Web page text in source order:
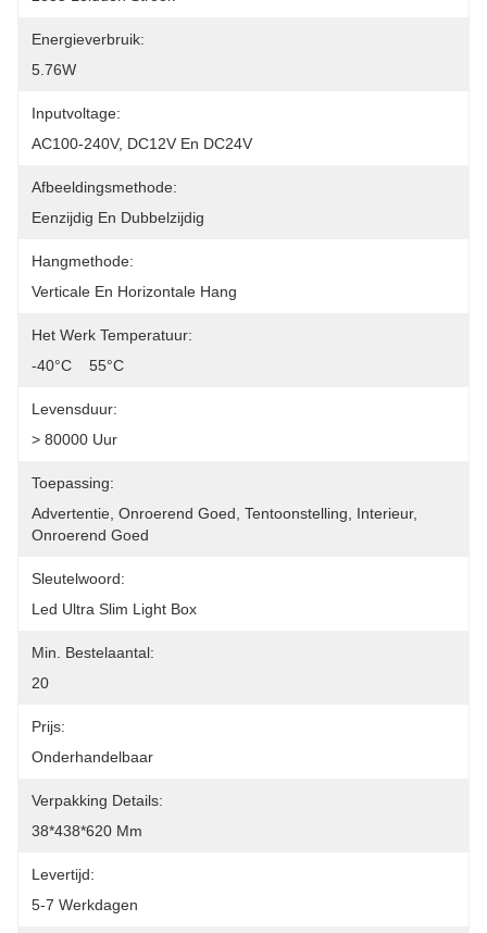
Energieverbruik:
5.76W
Inputvoltage:
AC100-240V, DC12V En DC24V
Afbeeldingsmethode:
Eenzijdig En Dubbelzijdig
Hangmethode:
Verticale En Horizontale Hang
Het Werk Temperatuur:
-40°C    55°C
Levensduur:
> 80000 Uur
Toepassing:
Advertentie, Onroerend Goed, Tentoonstelling, Interieur,
Onroerend Goed
Sleutelwoord:
Led Ultra Slim Light Box
Min. Bestelaantal:
20
Prijs:
Onderhandelbaar
Verpakking Details:
38*438*620 Mm
Levertijd:
5-7 Werkdagen